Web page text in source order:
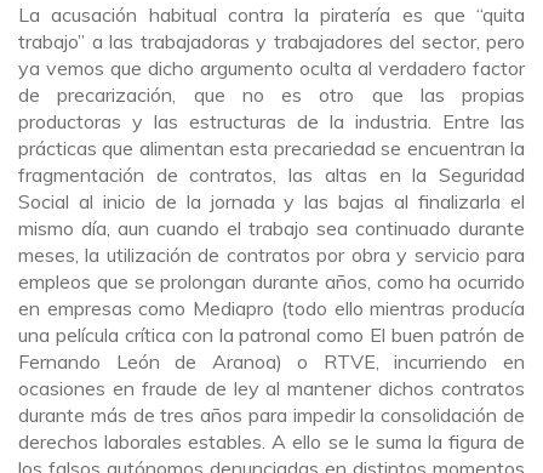
La acusación habitual contra la piratería es que “quita
trabajo” a las trabajadoras y trabajadores del sector, pero
ya vemos que dicho argumento oculta al verdadero factor
de precarización, que no es otro que las propias
productoras y las estructuras de la industria. Entre las
prácticas que alimentan esta precariedad se encuentran la
fragmentación de contratos, las altas en la Seguridad
Social al inicio de la jornada y las bajas al finalizarla el
mismo día, aun cuando el trabajo sea continuado durante
meses, la utilización de contratos por obra y servicio para
empleos que se prolongan durante años, como ha ocurrido
en empresas como Mediapro (todo ello mientras producía
una película crítica con la patronal como El buen patrón de
Fernando León de Aranoa) o RTVE, incurriendo en
ocasiones en fraude de ley al mantener dichos contratos
durante más de tres años para impedir la consolidación de
derechos laborales estables. A ello se le suma la figura de
los falsos autónomos denunciadas en distintos momentos